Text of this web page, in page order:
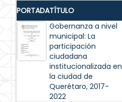
PORTADATÍTULO
Gobernanza a nivel
municipal: La
participación
ciudadana
institucionalizada en
la ciudad de
Querétaro, 2017-
2022